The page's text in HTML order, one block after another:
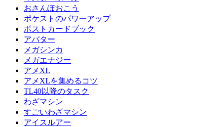
おさんぽおこう
ポケストのパワーアップ
ポストカードブック
アバター
メガシンカ
メガエナジー
アメXL
アメXLを集めるコツ
TL40以降のタスク
わざマシン
すごいわざマシン
アイスルアー